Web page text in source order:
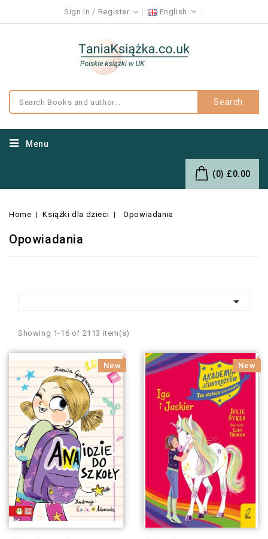
Sign In Register English
Search
Menu
(0) £0.00
Home Książki dla dzieci Opowiadania
Opowiadania

Showing 1-16 of 2113 item(s)
New New